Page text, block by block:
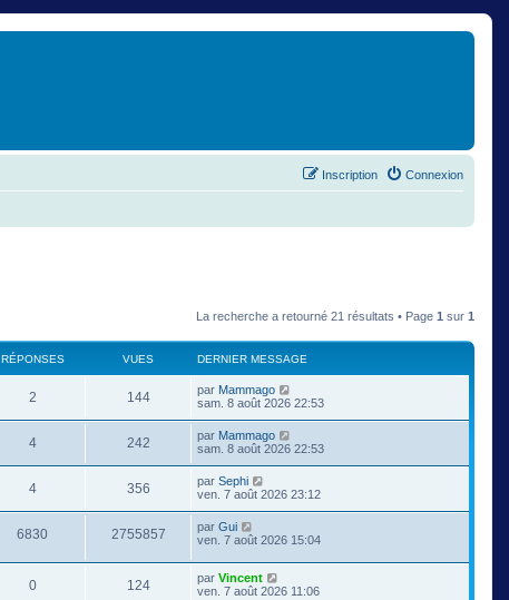
Connexion
Inscription
La recherche a retourné 21 résultats • Page 1 sur 1
RÉPONSES VUES DERNIER MESSAGE
2 144 par Mammago
sam. 8 août 2026 22:53
4 242 par Mammago
sam. 8 août 2026 22:53
4 356 par Sephi
ven. 7 août 2026 23:12
6830 2755857 par Gui
ven. 7 août 2026 15:04
0 124 par Vincent
ven. 7 août 2026 11:06